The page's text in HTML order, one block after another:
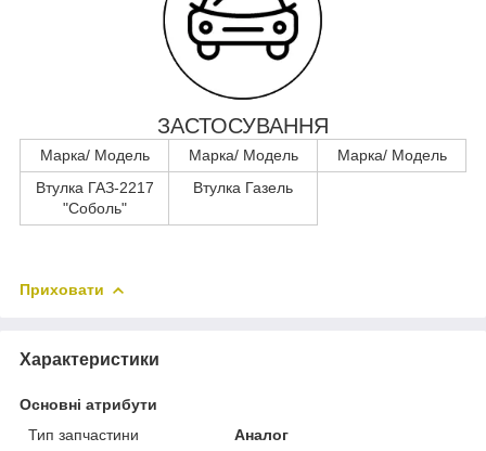
ЗАСТОСУВАННЯ
Марка/ Модель Марка/ Модель
Марка/ Модель
Втулка ГАЗ-2217
"Соболь"
Втулка Газель
Приховати
Характеристики
Основні атрибути
Тип запчастини
Аналог